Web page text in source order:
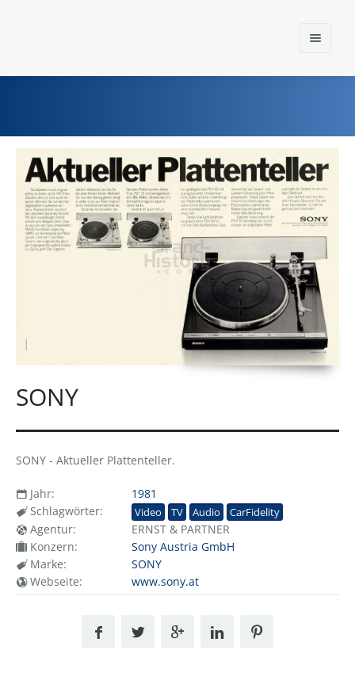
Home
Einst und Heute
Marken
SONY
SONY - Aktueller Plattenteller.
Jahr:
1981
Schlagwörter:
Video TV Audio CarFidelity
Agentur:
ERNST & PARTNER
Konzern:
Sony Austria GmbH
Marke:
SONY
Webseite:
www.sony.at